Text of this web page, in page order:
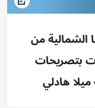
من
بتصريحات
هادلي